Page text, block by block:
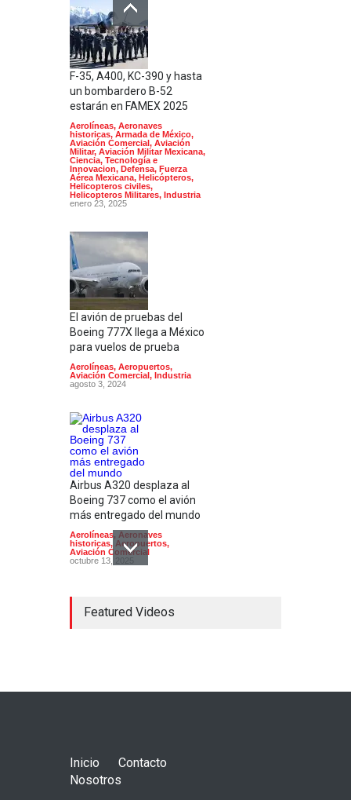
F-35, A400, KC-390 y hasta
un bombardero B-52
estarán en FAMEX 2025
Aerolíneas, Aeronaves
historicas, Armada de México,
Aviación Comercial, Aviación
Militar, Aviación Militar Mexicana,
Ciencia, Tecnología e
Innovacion, Defensa, Fuerza
Aérea Mexicana, Helicópteros,
Helicopteros civiles,
Helicopteros Militares, Industria
enero 23, 2025
El avión de pruebas del
Boeing 777X llega a México
para vuelos de prueba
Aerolíneas, Aeropuertos,
Aviación Comercial, Industria
agosto 3, 2024
Airbus A320 desplaza al
Boeing 737 como el avión
más entregado del mundo
Aerolíneas, Aeronaves
historicas, Aeropuertos,
Aviación Comercial
octubre 13, 2025
pierden 9 mil millones de
Featured Videos
Inicio
Contacto
Nosotros